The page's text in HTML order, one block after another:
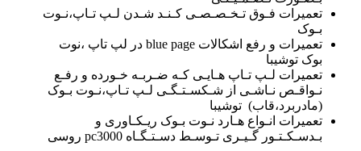
تعمیرات فـوق تـخـصـصـی کـنـد شـدن لـپ تـاپ،نـوت
بـوک
تعمیرات و رفع اشکالات blue page در لپ تاپ ،نوت
بوک توشیبا
تعمیرات لـپ تـاپ هـایـی کـه ضـربـه خـورده و رفـع
نـواقـص نـاشـی از شـکسـتـگـی لـپ تـاپ،نـوت بـوک
(مادربرد،قاب) توشیبا
تعمیرات انـواع هـارد نـوت بـوک ریـکـاوری و
بـدسـکـتـور گـیـری تـوسـط دسـتـگـاه pc3000 روسی